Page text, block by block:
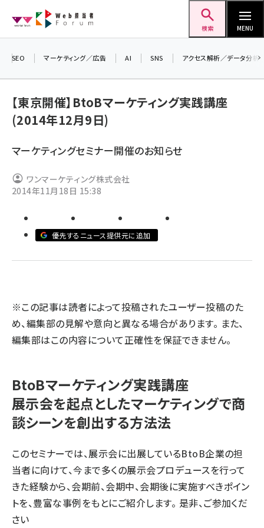
ン
検索 MENU
ai (2804)
youtube (2431)
note (2312)
セミナー (2306)
z世代 (1622)
meo (1275)
SEO マーケティング／広告 AI SNS アクセス解析／データ分析
【東京開催】BtoBマーケティング実践講座
(2014年12月9日)
マーケティングセミナー開催のお知らせ
ワンマーケティング株式会社
2014年11月18日 15:38
優先するニュース提供元に追加
※この記事は読者によって投稿されたユーザー投稿のた
め、編集部の見解や意向と異なる場合があります。 また、
編集部はこの内容について正確性を保証できません。
BtoBマーケティング実践講座
展示会を起点としたマーケティングで商
談シーンを創出する方法法
このセミナーでは、展示会に出展しているBtoB企業の担
当者に向けて、今まで多くの展示会プロデュースを行って
きた経験から、会期前、会期中、会期後に実施すべきポイン
トを、豊富な事例をもとにご紹介します。 是非、ご参加くだ
さい